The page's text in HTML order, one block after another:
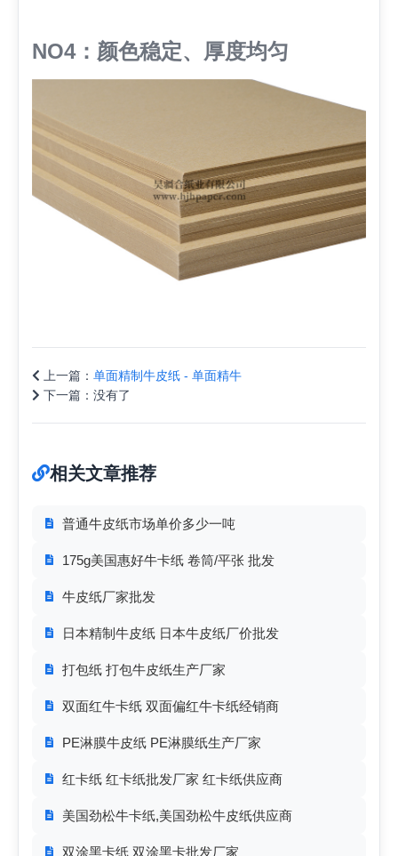
NO4：颜色稳定、厚度均匀
上一篇： 单面精制牛皮纸 - 单面精牛
下一篇： 没有了
相关文章推荐
普通牛皮纸市场单价多少一吨
175g美国惠好牛卡纸 卷筒/平张 批发
牛皮纸厂家批发
日本精制牛皮纸 日本牛皮纸厂价批发
打包纸 打包牛皮纸生产厂家
双面红牛卡纸 双面偏红牛卡纸经销商
PE淋膜牛皮纸 PE淋膜纸生产厂家
红卡纸 红卡纸批发厂家 红卡纸供应商
美国劲松牛卡纸,美国劲松牛皮纸供应商
双涂黑卡纸 双涂黑卡批发厂家